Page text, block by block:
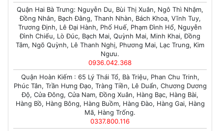
Quận Hai Bà Trưng: Nguyễn Du, Bùi Thị Xuân, Ngô Thì Nhậm,
Đồng Nhân, Bạch Đằng, Thanh Nhàn, Bách Khoa, Vĩnh Tuy,
Trương Định, Lê Đại Hành, Phố Huế, Phạm Đình Hổ, Nguyễn
Đình Chiểu, Lò Đúc, Bạch Mai, Quỳnh Mai, Minh Khai, Đồng
Tâm, Ngõ Quỳnh, Lê Thanh Nghị, Phương Mai, Lạc Trung, Kim
Ngưu.
0936.042.368
Quận Hoàn Kiếm : 65 Lý Thái Tổ, Bà Triệu, Phan Chu Trinh,
Phúc Tân, Trần Hưng Đạo, Tràng Tiền, Lê Duẩn, Chương Dương
Độ, Cửa Đông, Cửa Nam, Đồng Xuân, Hàng Bạc, Hàng Bài,
Hàng Bồ, Hàng Bông, Hàng Buồm, Hàng Đào, Hàng Gai, Hàng
Mã, Hàng Trống.
0337.800.116